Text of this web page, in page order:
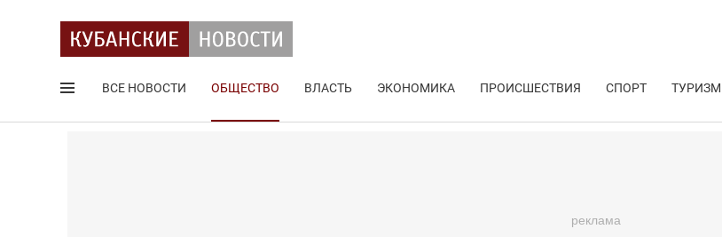
ВСЕ НОВОСТИ ОБЩЕСТВО ВЛАСТЬ ЭКОНОМИКА ПРОИСШЕСТВИЯ СПОРТ ТУРИЗМ